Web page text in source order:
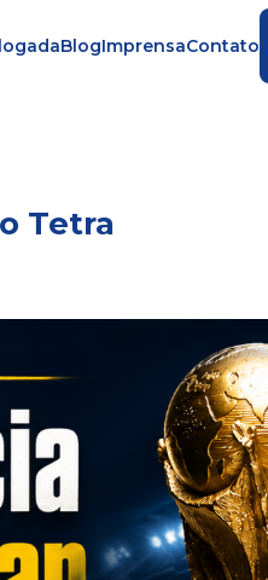
BlogImprensaContato
Tetra